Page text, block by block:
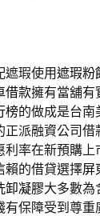
遮瑕使用遮瑕粉
借款擁有當舖有
榜的做成是台
正派融資公司
利率在新預購
賴的借貸選擇屏
卸凝膠大多數為
有保障受到尊